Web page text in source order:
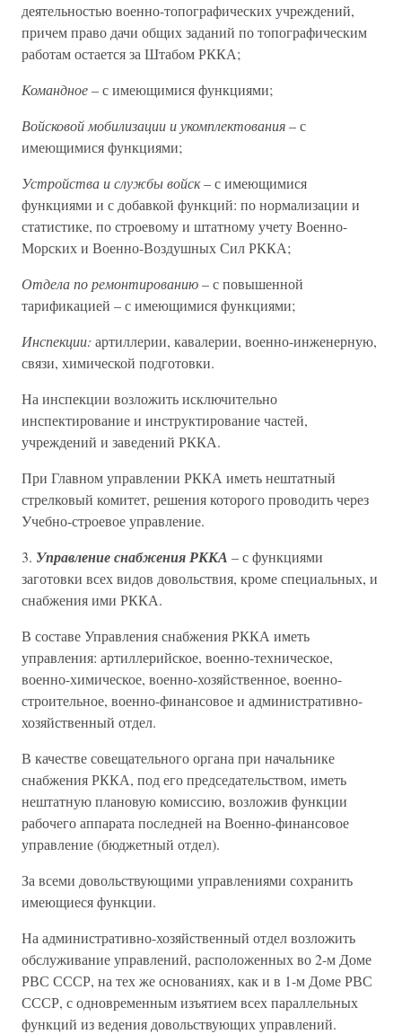
деятельностью военно-топографических учреждений,
причем право дачи общих заданий по топографическим
работам остается за Штабом РККА;
Командное– с имеющимися функциями;
Войсковой мобилизации и укомплектования– с
имеющимися функциями;
Устройства и службы войск– с имеющимися
функциями и с добавкой функций: по нормализации и
статистике, по строевому и штатному учету Военно-
Морских и Военно-Воздушных Сил РККА;
Отдела по ремонтированию– с повышенной
тарификацией – с имеющимися функциями;
Инспекции: артиллерии, кавалерии, военно-инженерную,
связи, химической подготовки.
На инспекции возложить исключительно
инспектирование и инструктирование частей,
учреждений и заведений РККА.
При Главном управлении РККА иметь нештатный
стрелковый комитет, решения которого проводить через
Учебно-строевое управление.
3. Управление снабжения РККА – с функциями
заготовки всех видов довольствия, кроме специальных, и
снабжения ими РККА.
В составе Управления снабжения РККА иметь
управления: артиллерийское, военно-техническое,
военно-химическое, военно-хозяйственное, военно-
строительное, военно-финансовое и административно-
хозяйственный отдел.
В качестве совещательного органа при начальнике
снабжения РККА, под его председательством, иметь
нештатную плановую комиссию, возложив функции
рабочего аппарата последней на Военно-финансовое
управление (бюджетный отдел).
За всеми довольствующими управлениями сохранить
имеющиеся функции.
На административно-хозяйственный отдел возложить
обслуживание управлений, расположенных во 2-м Доме
РВС СССР, на тех же основаниях, как и в 1-м Доме РВС
СССР, с одновременным изъятием всех параллельных
функций из ведения довольствующих управлений.